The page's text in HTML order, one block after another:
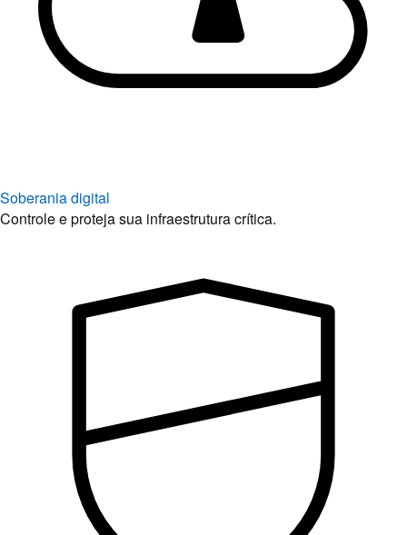
Soberania digital
Controle e proteja sua infraestrutura crítica.